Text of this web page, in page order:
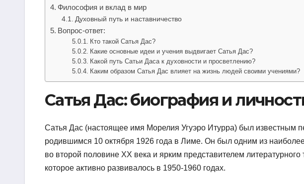
Философия и вклад в мир
Духовный путь и наставничество
Вопрос-ответ:
Кто такой Сатья Дас?
Какие основные идеи и учения выдвигает Сатья Дас?
Какой путь Сатьи Даса к духовности и просветлению?
Каким образом Сатья Дас влияет на жизнь людей своими учениями?
Сатья Дас: биография и
Сатья Дас (настоящее имя Морелия Угуэро Итурра) был известным
родившимся 10 октября 1926 года в Лиме. Он был одним из
во второй половине XX века и ярким представителем литературного
которое активно развивалось в 1950-1960 годах.